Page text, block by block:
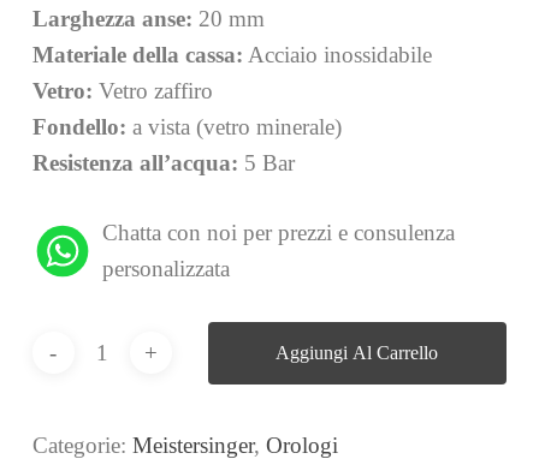
Larghezza anse: 20 mm
Materiale della cassa: Acciaio inossidabile
Vetro: Vetro zaffiro
Fondello: a vista (vetro minerale)
Resistenza all’acqua: 5 Bar
Chatta con noi per prezzi e consulenza
personalizzata
Aggiungi Al Carrello
Categorie: Meistersinger, Orologi